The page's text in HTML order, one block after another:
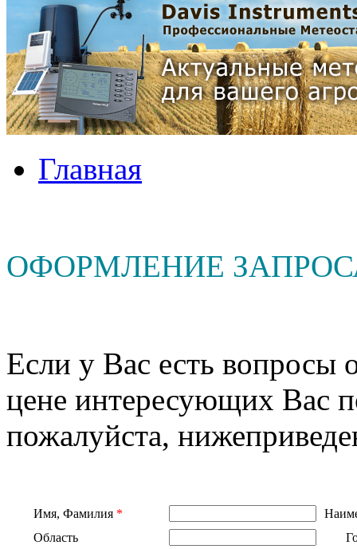
Главная
ОФОРМЛЕНИЕ
Если у Вас есть вопросы
цене интересующих Вас
пожалуйста,
Имя, Фамилия *
Область